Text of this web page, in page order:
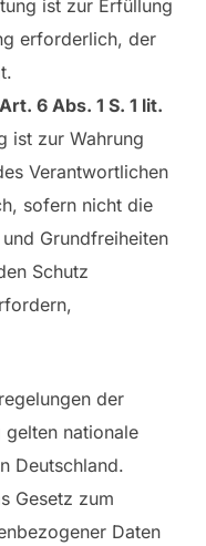
ist zur Erfüllung
erforderlich, der
6 Abs. 1 S. 1 lit.
ist zur Wahrung
Verantwortlichen
sofern nicht die
Grundfreiheiten
Schutz
der
nationale
Deutschland.
Gesetz zum
Daten